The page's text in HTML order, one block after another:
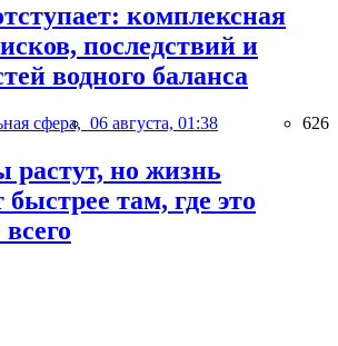
комплексная
последствий и
водного баланса
сфера, 06 августа, 01:38 626
растут, но жизнь
быстрее там, где это